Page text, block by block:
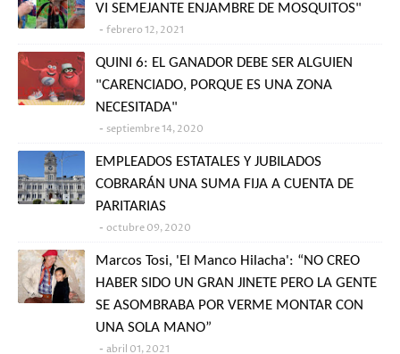
VI SEMEJANTE ENJAMBRE DE MOSQUITOS"
febrero 12, 2021
QUINI 6: EL GANADOR DEBE SER ALGUIEN
"CARENCIADO, PORQUE ES UNA ZONA
NECESITADA"
septiembre 14, 2020
EMPLEADOS ESTATALES Y JUBILADOS
COBRARÁN UNA SUMA FIJA A CUENTA DE
PARITARIAS
octubre 09, 2020
Marcos Tosi, 'El Manco Hilacha': “NO CREO
HABER SIDO UN GRAN JINETE PERO LA GENTE
SE ASOMBRABA POR VERME MONTAR CON
UNA SOLA MANO”
abril 01, 2021